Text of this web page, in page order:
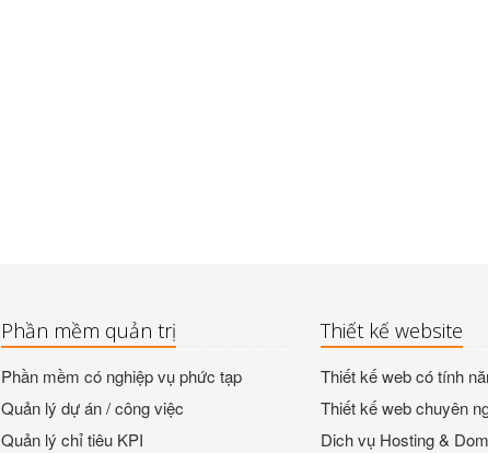
Phần mềm quản trị
Phần mềm có nghiệp vụ phức tạp
Quản lý dự án / công việc
Quản lý chỉ tiêu KPI
Thiết kế website
Thiết kế web có tính
Thiết kế web chuyên
Dich vụ Hosting &